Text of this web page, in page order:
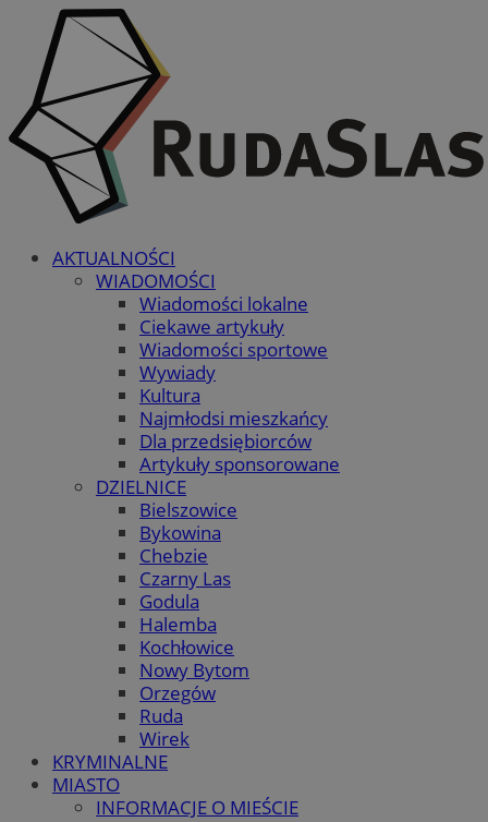
AKTUALNOŚCI
WIADOMOŚCI
Wiadomości lokalne
Ciekawe artykuły
Wiadomości sportowe
Wywiady
Kultura
Najmłodsi mieszkańcy
Dla przedsiębiorców
Artykuły sponsorowane
DZIELNICE
Bielszowice
Bykowina
Chebzie
Czarny Las
Godula
Halemba
Kochłowice
Nowy Bytom
Orzegów
Ruda
Wirek
KRYMINALNE
MIASTO
INFORMACJE O MIEŚCIE